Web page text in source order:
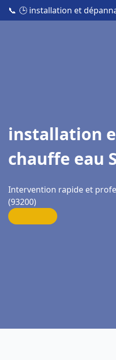
📞 🕒 installation et
installation
chauffe eau
Intervention rapide et
(93200)